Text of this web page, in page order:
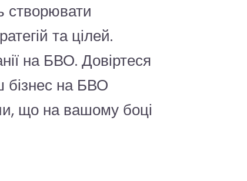
створювати
та цілей.
на БВО. Довіртеся
бізнес на БВО
що на вашому боці